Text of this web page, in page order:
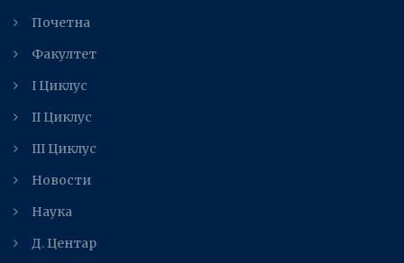
Почетна
Факултет
I Циклус
II Циклус
III Циклус
Новости
Наука
Д. Центар